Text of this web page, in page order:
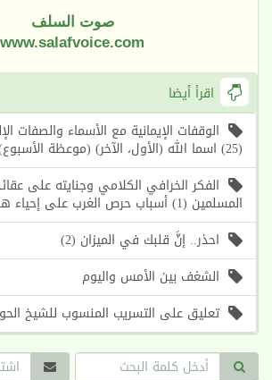
صوت السلف
www.salafvoice.com
اقرأ أيضا
الوقفات الإيمانية مع الأسماء والصفات
(25) اسما الله (الأول، الآخر) (موعظة الأسبوع)
الفكر الخرافي الكلامي وجنايته على
المسلمين (1) أسباب حرص الغرب على إحياء هذا الفكر (1)
احذر.. إنَّ قلبك في الميزان (2)
الشغف بين الأمس واليوم
تعليق على التسريب المنسوب للشيخ